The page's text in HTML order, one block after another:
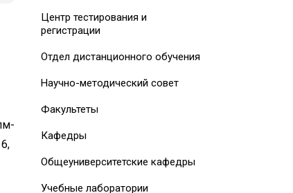
Центр тестирования и
регистрации
Отдел дистанционного обучения
Научно-методический совет
Факультеты
Кафедры
Общеуниверситетские кафедры
Учебные лаборатории